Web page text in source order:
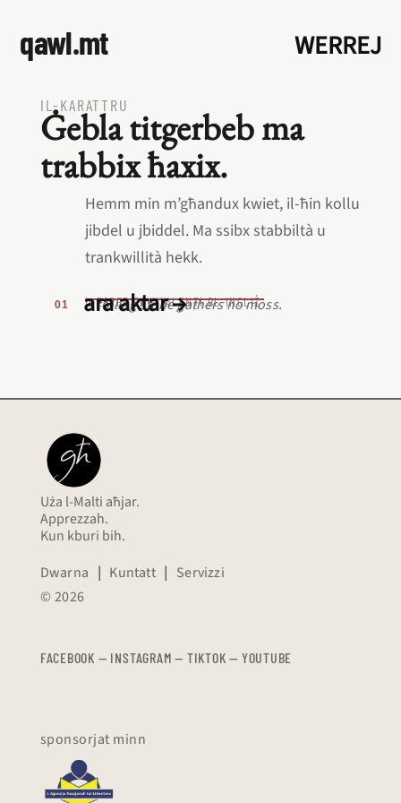
qawl.mt WERREJ
IL‑KARATTRU
Ġebla titgerbeb ma
trabbix ħaxix.
Hemm min m’għandux kwiet, il‑ħin kollu
jibdel u jbiddel. Ma ssibx stabbiltà u
trankwillità hekk.
L‑EQREB EKWIVALENTI BL‑INGLIŻ
A rolling stone gathers no moss.
ara aktar →
Uża l-Malti aħjar.
Apprezzah.
Kun kburi bih.
Dwarna | Kuntatt | Servizzi
© 2026
FACEBOOK — INSTAGRAM — TIKTOK — YOUTUBE
sponsorjat minn